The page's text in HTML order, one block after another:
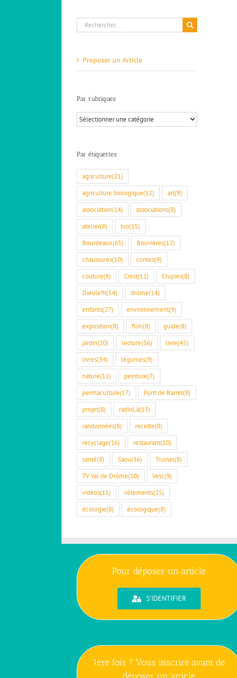
Rechercher:
Proposer un Article
Par rubriques
Par
rubriques
Par étiquettes
agriculture(21)
agriculture biologique(12) art(9)
association(14) associations(8)
atelier(8) bio(15)
Bourdeaux(65) Bouvières(12)
chaussures(10) contes(9)
couture(8) Crest(11) Crupies(8)
Dieulefit(54) drôme(14)
enfants(27) environnement(9)
exposition(8) film(8) guide(8)
jardin(20) lecture(36) livre(45)
livres(34) légumes(9)
nature(11) peinture(7)
permaculture(17) Pont de Barret(8)
projet(8) radioLà(13)
randonnées(8) recette(8)
recyclage(16) restaurant(10)
santé(8) Saou(36) Truinas(8)
TV Val de Drôme(10) Vesc(9)
vidéos(11) vêtements(25)
écologie(8) écologique(8)
Pour déposer un article
S'IDENTIFIER
1ère fois ? Vous inscrire avant de